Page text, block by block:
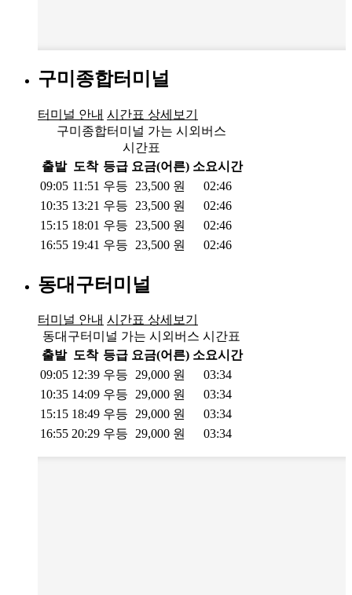
구미종합터미널
터미널 안내 시간표 상세보기
구미종합터미널 가는 시외버스
시간표
출발 도착 등급 요금(어른) 소요시간
09:05 11:51 우등 23,500 원
02:46
10:35 13:21 우등 23,500 원
02:46
15:15 18:01 우등 23,500 원
02:46
16:55 19:41 우등 23,500 원 02:46
동대구터미널
터미널 안내 시간표 상세보기
동대구터미널 가는 시외버스 시간표
출발 도착 등급 요금(어른) 소요시간
09:05 12:39 우등 29,000 원
03:34
10:35 14:09 우등 29,000 원
03:34
15:15 18:49 우등 29,000 원
03:34
16:55 20:29 우등 29,000 원 03:34